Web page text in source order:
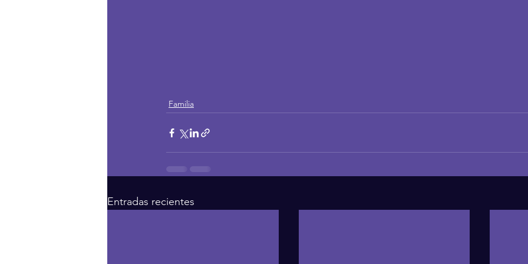
Familia
Entradas recientes